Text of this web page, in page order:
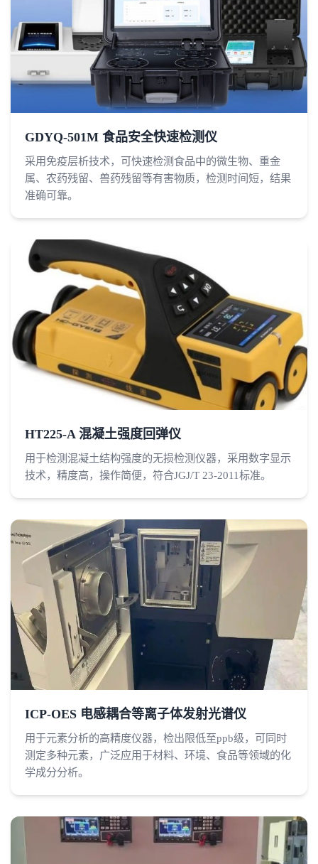
GDYQ-501M 食品安全快速检测仪
采用免疫层析技术，可快速检测食品中的微生物、重金
属、农药残留、兽药残留等有害物质，检测时间短，结果
准确可靠。
HT225-A 混凝土强度回弹仪
用于检测混凝土结构强度的无损检测仪器，采用数字显示
技术，精度高，操作简便，符合JGJ/T 23-2011标准。
ICP-OES 电感耦合等离子体发射光谱仪
用于元素分析的高精度仪器，检出限低至ppb级，可同时
测定多种元素，广泛应用于材料、环境、食品等领域的化
学成分分析。